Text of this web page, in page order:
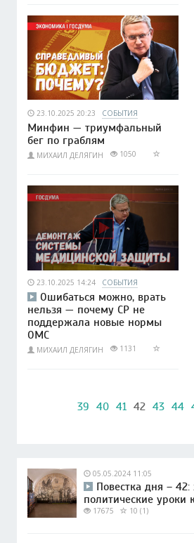
23.10.2025 20:23 СОБЫТИЯ
Минфин — триумфальный
бег по граблям
МИХАИЛ ДЕЛЯГИН 1050
23.10.2025 14:24 СОБЫТИЯ
Ошибаться можно, врать
нельзя — почему СР не
поддержала новые нормы
ОМС
МИХАИЛ ДЕЛЯГИН 1131
39 40 41 42 43 44
05.05.2024 11:05
Повестка дня –
политические уроки
17675 10 (1)